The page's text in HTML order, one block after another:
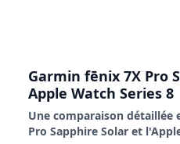
Garmin fēnix 7X Pro
Apple Watch Series 8
Une comparaison détaillée
Pro Sapphire Solar et